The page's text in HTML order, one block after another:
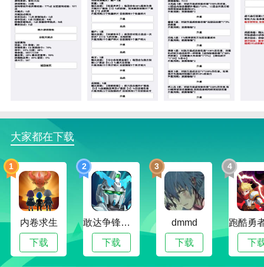
1、【真正轻松】：无需手动操作，只需偶尔调整
策略即可持续进展；
2、【丰富文字体验】：剧情丰富、文字描写细
腻，带来身临其境的冒险感；
3、【多样成长路线】：支持多样角色搭配与发展
方向，策略自由度高；
4、【适合碎片时间】：随时上线查看进度，体验
持续成长的满足感。
1、玩家通过选择冒险方向和战斗策略，推动故事
发展，遇见各种神秘事件和挑战；
2、开启挂机后，角色将自动进行冒险、战斗和探
索，无需手动操作；
3、玩家可以通过文字剧情选择不同的成长路线，
影响角色属性和故事走向；
大家都在下载
1
内卷求生
下载
2
敢达争锋对决无限钻石版
下载
3
dmmd
下载
4
下